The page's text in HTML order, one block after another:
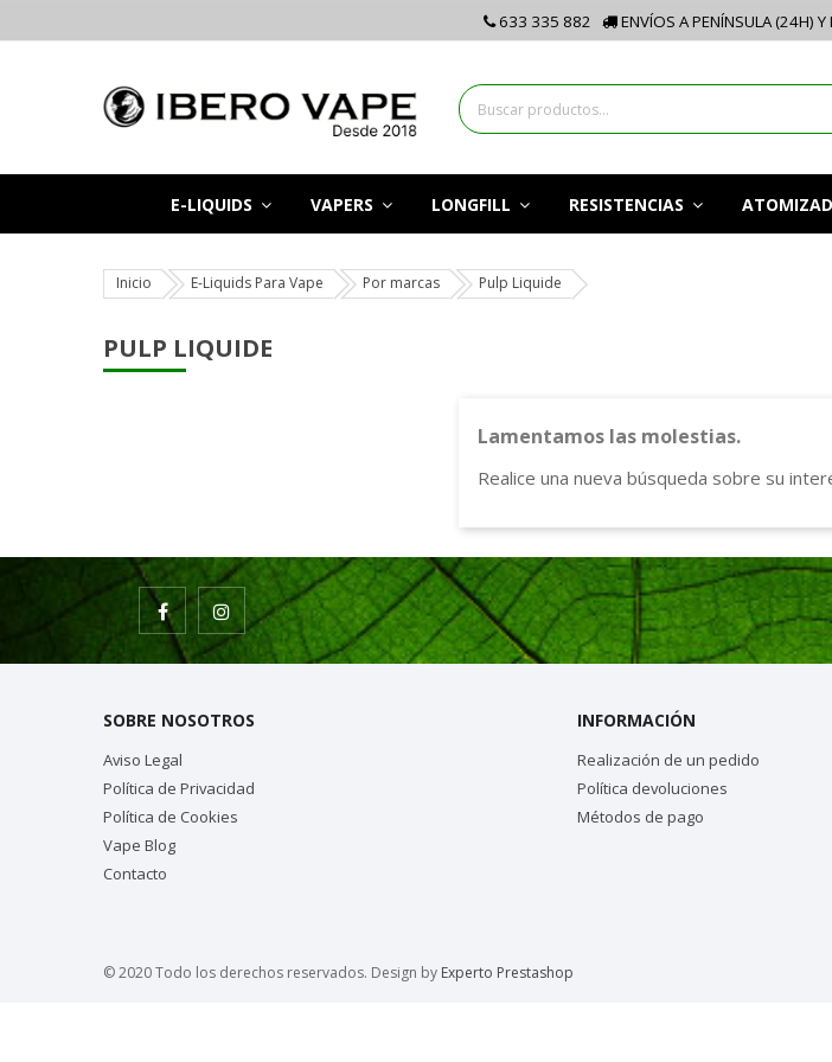
633 335 882 ENVÍOS A PENÍNSULA (24H) Y
E-LIQUIDS VAPERS LONGFILL RESISTENCIAS
Inicio E-Liquids Para Vape Por marcas Pulp Liquide
PULP LIQUIDE
Lamentamos las molestias.
Realice una nueva búsqueda sobre su
SOBRE NOSOTROS
Aviso Legal
Política de Privacidad
Política de Cookies
Vape Blog
Contacto
INFORMACIÓN
Realización de un pedido
Política devoluciones
Métodos de pago
© 2020 Todo los derechos reservados. Design by Experto Prestashop